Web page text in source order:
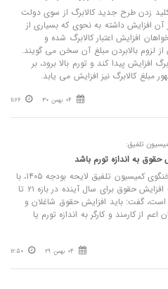
زدن طرح جدید کالابرگ از سوی دولت
آن افزایش داشته به نحوی که بسیاری از
خواهان افزایش اعتبار کالابرگ شده و
از لزوم بالابردن مبلغ آن سخن می گویند.
افزایش پیدا کند و تورم بالا برود، بر
کالابرگ نیز افزایش می یابد.
04 بهمن 30 11:26
تلفیق:
حقوق به اندازه تورم باشد
نصر: سخنگوی کمیسیون تلفیق لایحه بودجه ۱۴۰۵، با
بیان اینکه افزایش حقوق برای سال آینده در بازه ۲۱ تا
است، گفت: باید افزایش حقوق شاغلان و
اعم از کارمند و کارگر به اندازه تورم یا
04 بهمن 29 12:50